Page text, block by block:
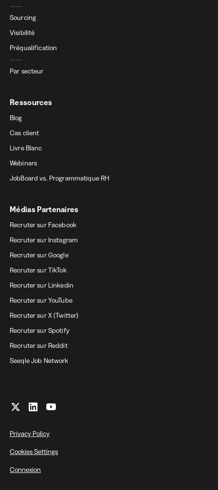
-----
Sourcing
Visibilité
Préqualification
-----
Par secteur
Ressources
Blog
Cas client
Livre Blanc
Webinars
JobBoard vs. Programmatique RH
Médias Partenaires
Recruter sur Facebook
Recruter sur Instagram
Recruter sur Google
Recruter sur TikTok
Recruter sur Linkedin
Recruter sur YouTube
Recruter sur X (Twitter)
Recruter sur Spotify
Recruter sur Reddit
Seeqle Job Network
Privacy Policy
Cookies Settings
Connexion